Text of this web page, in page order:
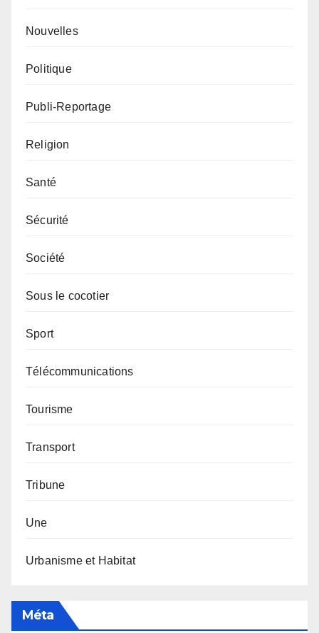
Nouvelles
Politique
Publi-Reportage
Religion
Santé
Sécurité
Société
Sous le cocotier
Sport
Télécommunications
Tourisme
Transport
Tribune
Une
Urbanisme et Habitat
Méta